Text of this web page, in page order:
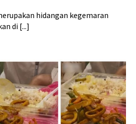
hidangan kegemaran
di [...]